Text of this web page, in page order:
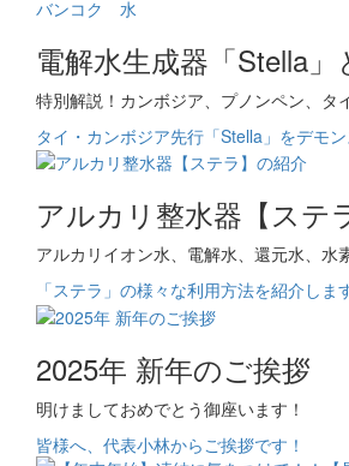
電解水生成器「Stella」
特別解説！カンボジア、プノンペン、
タイ・カンボジア先行「Stella」をデモ
アルカリ整水器【ステ
アルカリイオン水、電解水、還元水、水
「ステラ」の様々な利用方法を紹介しま
2025年 新年のご挨拶
明けましておめでとう御座います！
皆様へ、代表小林からご挨拶です！